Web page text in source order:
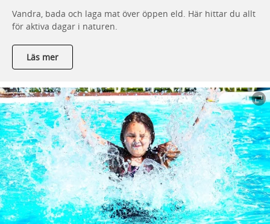
Vandra, bada och laga mat över öppen eld. Här hittar du allt
för aktiva dagar i naturen.
Läs mer